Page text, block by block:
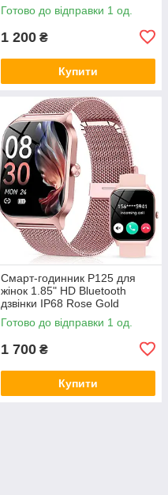
Готово до відправки 1 од.
1 200 ₴
Купити
Смарт-годинник P125 для
жінок 1.85" HD Bluetooth
дзвінки IP68 Rose Gold
Готово до відправки 1 од.
1 700 ₴
Купити